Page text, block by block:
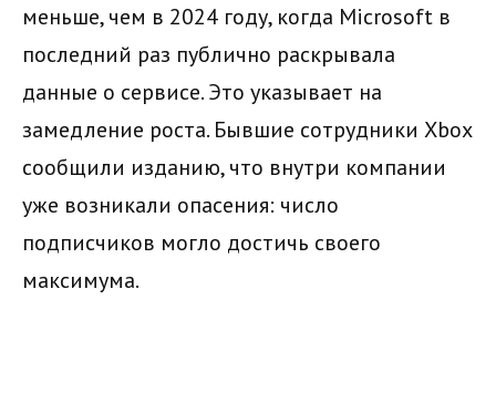
меньше, чем в 2024 году, когда Microsoft в
последний раз публично раскрывала
данные о сервисе. Это указывает на
замедление роста. Бывшие сотрудники Xbox
сообщили изданию, что внутри компании
уже возникали опасения: число
подписчиков могло достичь своего
максимума.